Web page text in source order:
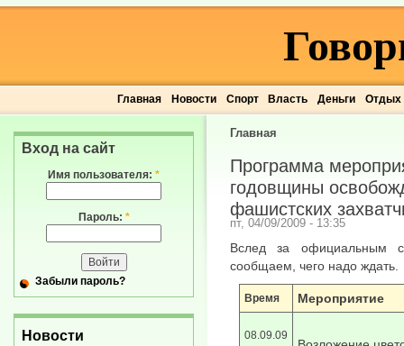
Главная Новости Спорт Власть Деньги Отдых
Главная
Программа
годовщины
фашистских
пт, 04/09/2009 - 13:35
Вслед за официальным
сообщаем, чего надо ждать.
Время Мероприятие
08.09.09
Вход на сайт
Имя пользователя: *
Пароль: *
Забыли пароль?
Новости